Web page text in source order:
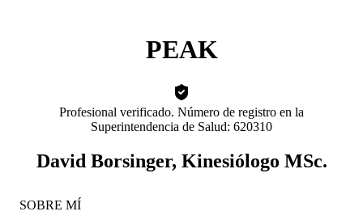
PEAK
Profesional verificado. Número de registro en la
Superintendencia de Salud: 620310
David Borsinger, Kinesiólogo MSc.
SOBRE MÍ